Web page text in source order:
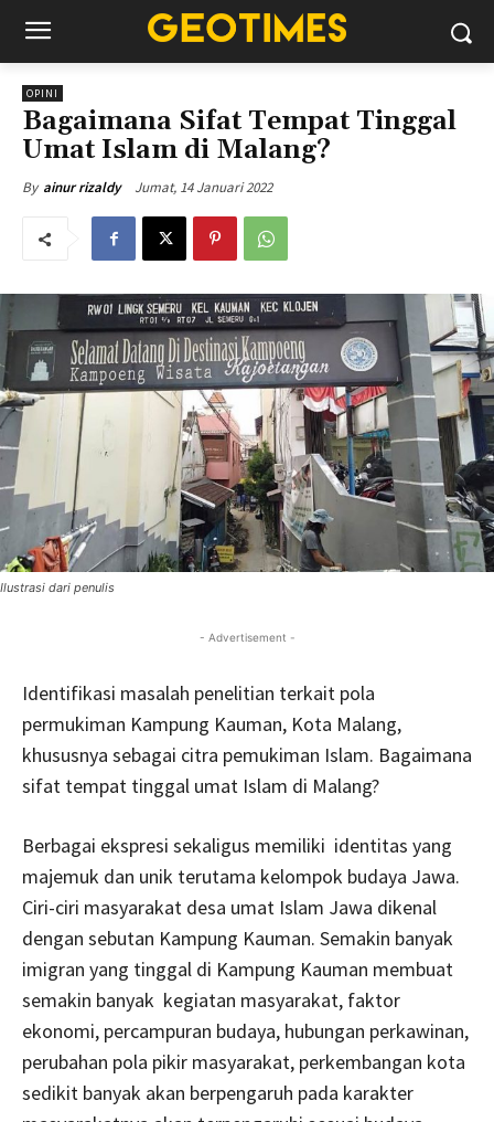
OPINI
Bagaimana Sifat Tempat Tinggal
Umat Islam di Malang?
By ainur rizaldy Jumat, 14 Januari 2022
Ilustrasi dari penulis
- Advertisement -
Identifikasi masalah penelitian terkait pola
permukiman Kampung Kauman, Kota Malang,
khususnya sebagai citra pemukiman Islam. Bagaimana
sifat tempat tinggal umat Islam di Malang?
Berbagai ekspresi sekaligus memiliki identitas yang
majemuk dan unik terutama kelompok budaya Jawa.
Ciri-ciri masyarakat desa umat Islam Jawa dikenal
dengan sebutan Kampung Kauman. Semakin banyak
imigran yang tinggal di Kampung Kauman membuat
semakin banyak kegiatan masyarakat, faktor
ekonomi, percampuran budaya, hubungan perkawinan,
perubahan pola pikir masyarakat, perkembangan kota
sedikit banyak akan berpengaruh pada karakter